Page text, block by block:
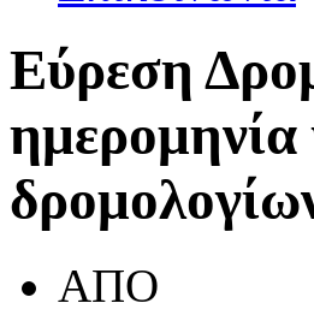
Εύρεση
ημερομηνία
ΑΠΟ